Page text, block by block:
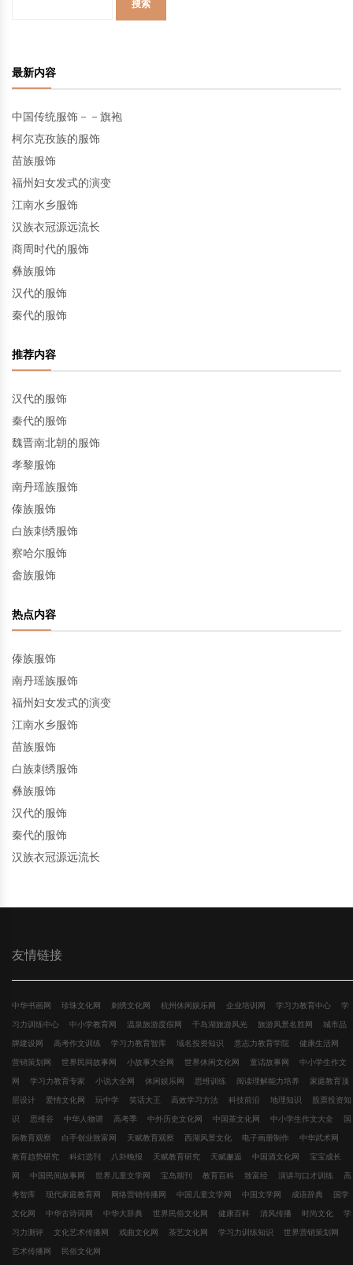
最新内容
中国传统服饰－－旗袍
柯尔克孜族的服饰
苗族服饰
福州妇女发式的演变
江南水乡服饰
汉族衣冠源远流长
商周时代的服饰
彝族服饰
汉代的服饰
秦代的服饰
推荐内容
汉代的服饰
秦代的服饰
魏晋南北朝的服饰
孝黎服饰
南丹瑶族服饰
傣族服饰
白族刺绣服饰
察哈尔服饰
畲族服饰
热点内容
傣族服饰
南丹瑶族服饰
福州妇女发式的演变
江南水乡服饰
苗族服饰
白族刺绣服饰
彝族服饰
汉代的服饰
秦代的服饰
汉族衣冠源远流长
友情链接
中华书画网 珍珠文化网 刺绣文化网 杭州休闲娱乐网 企业培训网 学习力教育中心 学
习力训练中心 中小学教育网 温泉旅游度假网 千岛湖旅游风光 旅游风景名胜网 城市品
牌建设网 高考作文训练 学习力教育智库 域名投资知识 意志力教育学院 健康生活网
营销策划网 世界民间故事网 小故事大全网 世界休闲文化网 童话故事网 中小学生作文
网 学习力教育专家 小说大全网 休闲娱乐网 思维训练 阅读理解能力培养 家庭教育顶
层设计 爱情文化网 玩中学 笑话大王 高效学习方法 科技前沿 地理知识 股票投资知
识 思维谷 中华人物谱 高考季 中外历史文化网 中国茶文化网 中小学生作文大全 国
际教育观察 白手创业致富网 天赋教育观察 西湖风景文化 电子画册制作 中华武术网
教育趋势研究 科幻选刊 八卦晚报 天赋教育研究 天赋邂逅 中国酒文化网 宝宝成长
网 中国民间故事网 世界儿童文学网 宝岛期刊 教育百科 致富经 演讲与口才训练 高
考智库 现代家庭教育网 网络营销传播网 中国儿童文学网 中国文学网 成语辞典 国学
文化网 中华古诗词网 中华大辞典 世界民俗文化网 健康百科 清风传播 时尚文化 学
习力测评 文化艺术传播网 戏曲文化网 茶艺文化网 学习力训练知识 世界营销策划网
艺术传播网 民俗文化网